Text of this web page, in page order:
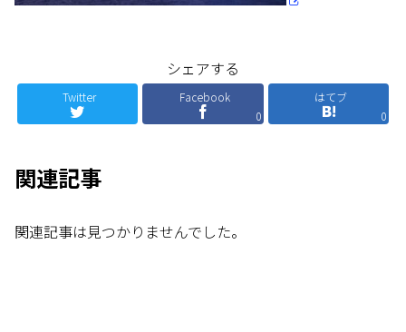
シェアする
Twitter
Facebook
0
はてブ
0
関連記事
関連記事は見つかりませんでした。